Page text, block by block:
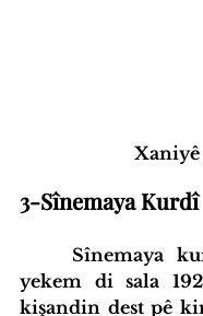
Xaniyê
3-Sînemaya Kurdî
Sînemaya
yekem di sala
kişandin dest pê